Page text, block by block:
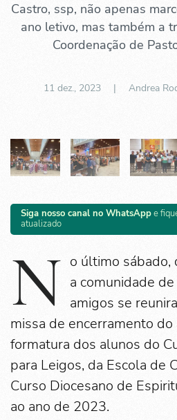
Castro, ssp, não apenas
ano letivo, mas também a
Coordenação de
11 dez., 2023| Andrea
Siga nosso canal no WhatsAppe
atualizado
N o último sábado,
a comunidade
amigos se
missa de encerramento
formatura dos alunos do
para Leigos, da Escola de
Curso Diocesano de
ao ano de 2023.